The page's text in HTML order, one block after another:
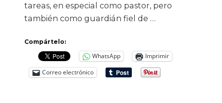
tareas, en especial como pastor, pero
también como guardián fiel de …
Compártelo:
WhatsApp
Imprimir
Correo electrónico